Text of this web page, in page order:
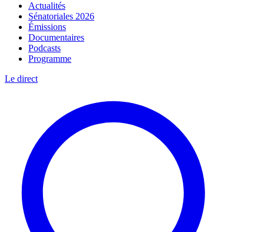
Actualités
Sénatoriales 2026
Émissions
Documentaires
Podcasts
Programme
Le direct